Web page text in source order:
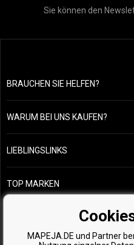
Sie können den
BRAUCHEN SIE HELFEN?
info@mapeja.de
Wir werden
WARUM BEI UNS KAUFEN?
Allgemeine
Übersicht über
Rückgabe von
LIEBLINGSLINKS
Unsere
Kostenlose
TOP MARKEN
Wella
Zenz
MAPEJA.DE und Partner